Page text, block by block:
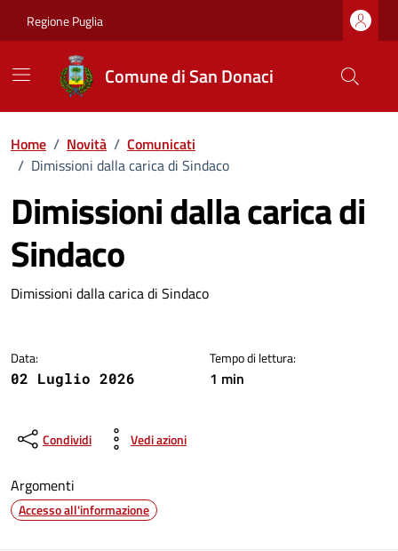
Regione Puglia
Comune di San Donaci
Home / Novità / Comunicati
/ Dimissioni dalla carica di Sindaco
Dimissioni dalla carica di
Sindaco
Dettagli della notizia
Dimissioni dalla carica di Sindaco
Data:
02 Luglio 2026
Tempo di lettura:
1 min
Condividi Vedi azioni
Argomenti
Accesso all'informazione